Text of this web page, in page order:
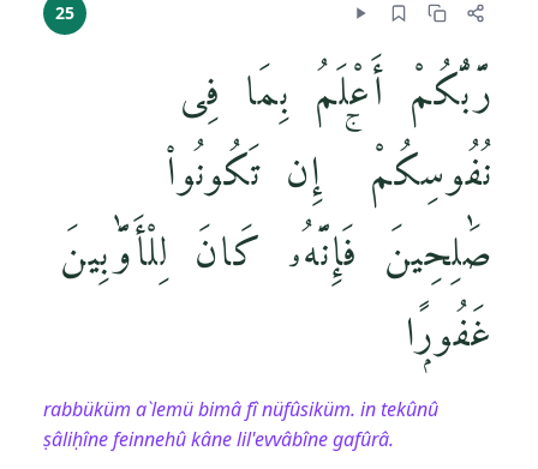
25
رَّبُّكُمْ أَعْلَمُ بِمَا فِى
نُفُوسِكُمْ ۚ إِن تَكُونُوا۟
صَٰلِحِينَ فَإِنَّهُۥ كَانَ لِلْأَوَّٰبِينَ
غَفُورًۭا
rabbüküm a`lemü bimâ fî nüfûsiküm. in tekûnû
ṣâliḥîne feinnehû kâne lil'evvâbîne gafûrâ.